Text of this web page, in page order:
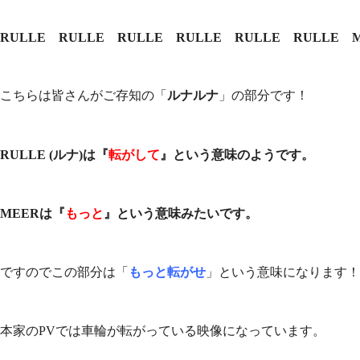
RULLE RULLE RULLE RULLE RULLE RULLE
こちらは皆さんがご存知の「 ルナルナ 」の部分です！
RULLE (ルナ)は『転がして』という意味のようです。
MEERは『 もっと 』という意味みたいです。
ですのでこの部分は「 もっと転がせ 」という意味になります！
本家のPVでは車輪が転がっている映像になっています。